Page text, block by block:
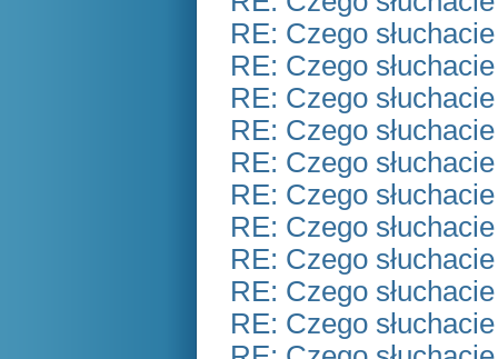
RE: Czego
RE: Czego
RE: Czego
RE: Czego
RE: Czego
RE: Czego
RE: Czego
RE: Czego
RE: Czego
RE: Czego